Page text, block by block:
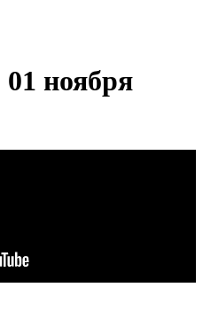
01 ноября